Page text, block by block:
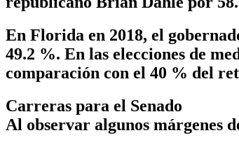
En Florida en 2018, el
49.2 %. En las elecciones de
comparación con el 40 % del
Carreras para el Senado
Al observar algunos márgenes